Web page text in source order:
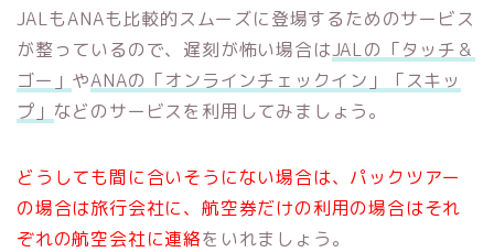
JALもANAも比較的スムーズに登場するためのサービス
が整っているので、遅刻が怖い場合はJALの「タッチ＆
ゴー」 やANAの「オンラインチェックイン」「スキッ
プ」 などのサービスを利用してみましょう。
どうしても間に合いそうにない場合は、パックツアー
の場合は旅行会社に、航空券だけの利用の場合はそれ
ぞれの航空会社に連絡をいれましょう。